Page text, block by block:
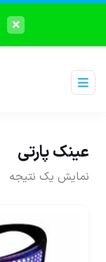
عینک پارتی
نمایش یک نتیجه